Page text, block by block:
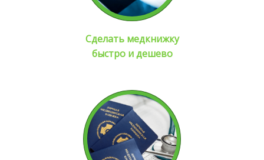
Сделать медкнижку
быстро и дешево